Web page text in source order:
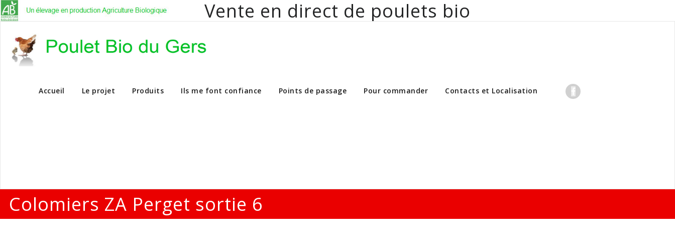
Vente en direct de poulets bio
Vente en direct de poulets bio aux particuliers et professionnels
Accueil Le projet Produits Ils me font confiance Points de passage Pour commander Contacts et Localisation
Colomiers ZA Perget sortie 6